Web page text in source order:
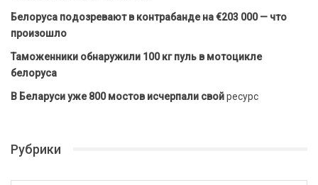
Белоруса подозревают в контрабанде на €203 000 — что
произошло
Таможенники обнаружили 100 кг пуль в мотоцикле
белоруса
В Беларуси уже 800 мостов исчерпали свойресурс
Рубрики